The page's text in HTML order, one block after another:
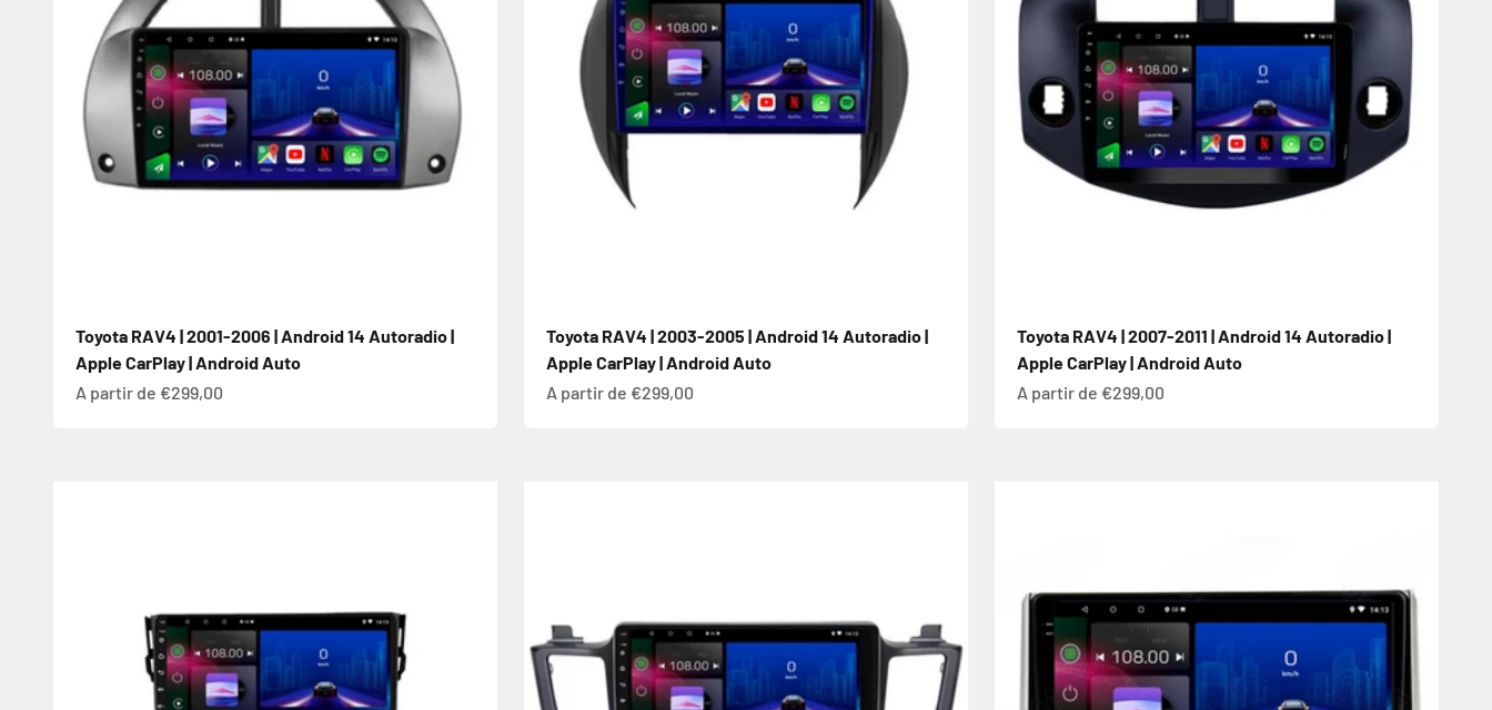
Toyota RAV4 | 2001-2006 | Android 14 Autoradio |
Apple CarPlay | Android Auto
Prix de vente
A partir de €299,00
Toyota RAV4 | 2003-2005 | Android 14 Autoradio |
Apple CarPlay | Android Auto
Prix de vente
A partir de €299,00
Toyota RAV4 | 2007-2011 | Android 14 Autoradio |
Apple CarPlay | Android Auto
Prix de vente
A partir de €299,00